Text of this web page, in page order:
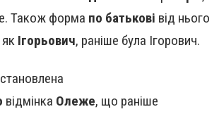
Також форма по батькові від нього
Ігорьович, раніше була Ігорович.
відмінка Олеже, що раніше